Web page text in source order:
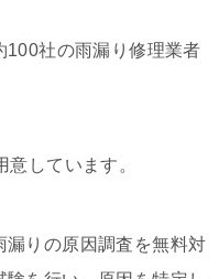
100社の雨漏り修理業者
しています。
漏りの原因調査を無料対